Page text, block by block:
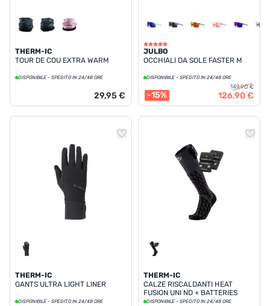
THERM-IC
TOUR DE COU EXTRA WARM
DISPONIBILE - SPEDITO IN 24/48 ORE
29,95 €
JULBO
OCCHIALI DA SOLE FASTER M
DISPONIBILE - SPEDITO IN 24/48 ORE
-15%
149,90 €
126,90 €
THERM-IC
GANTS ULTRA LIGHT LINER
DISPONIBILE - SPEDITO IN 24/48 ORE
THERM-IC
CALZE RISCALDANTI HEAT
FUSION UNI ND + BATTERIES
1200
DISPONIBILE - SPEDITO IN 24/48 ORE